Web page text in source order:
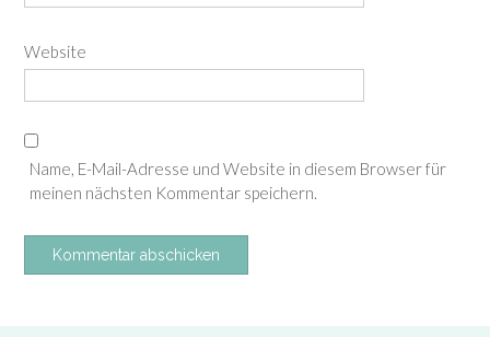
Website
Name, E-Mail-Adresse und Website in diesem Browser für
meinen nächsten Kommentar speichern.